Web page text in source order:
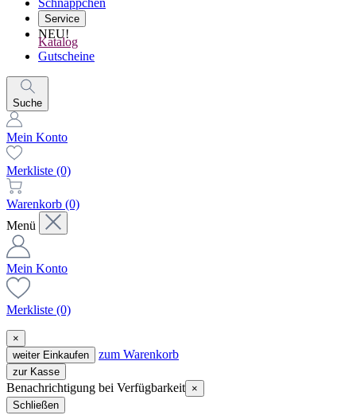
Schnäppchen
Service
NEU!
Katalog
Gutscheine
Suche
Mein Konto
Merkliste (0)
Warenkorb (0)
Menü
Mein Konto
Merkliste (0)
×
weiter Einkaufen
zum Warenkorb
zur Kasse
Benachrichtigung bei Verfügbarkeit ×
Schließen